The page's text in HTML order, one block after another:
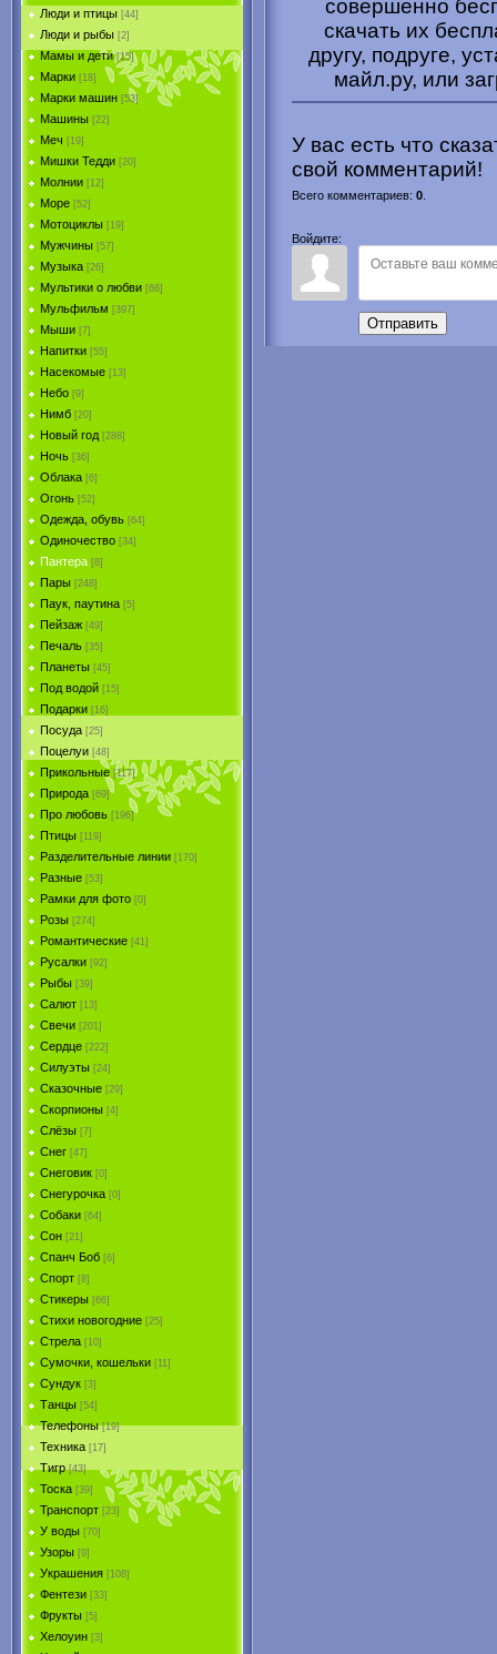
Люди и птицы [44]
Люди и рыбы [2]
Мамы и дети [15]
Марки [18]
Марки машин [53]
Машины [22]
Меч [19]
Мишки Тедди [20]
Молнии [12]
Море [52]
Мотоциклы [19]
Мужчины [57]
Музыка [26]
Мультики о любви [66]
Мульфильм [397]
Мыши [7]
Напитки [55]
Насекомые [13]
Небо [9]
Нимб [20]
Новый год [288]
Ночь [36]
Облака [6]
Огонь [52]
Одежда, обувь [64]
Одиночество [34]
Пантера [8]
Пары [248]
Паук, паутина [5]
Пейзаж [49]
Печаль [35]
Планеты [45]
Под водой [15]
Подарки [16]
Посуда [25]
Поцелуи [48]
Прикольные [117]
Природа [69]
Про любовь [196]
Птицы [119]
Разделительные линии [170]
Разные [53]
Рамки для фото [0]
Розы [274]
Романтические [41]
Русалки [92]
Рыбы [39]
Салют [13]
Свечи [201]
Сердце [222]
Силуэты [24]
Сказочные [29]
Скорпионы [4]
Слёзы [7]
Снег [47]
Снеговик [0]
Снегурочка [0]
Собаки [64]
Сон [21]
Спанч Боб [6]
Спорт [8]
Стикеры [66]
Стихи новогодние [25]
Стрела [10]
Сумочки, кошельки [11]
Сундук [3]
Танцы [54]
Телефоны [19]
Техника [17]
Тигр [43]
Тоска [39]
Транспорт [23]
У воды [70]
Узоры [9]
Украшения [108]
Фентези [33]
Фрукты [5]
Хелоуин [3]
совершенно
скачать их
другу, подруге,
майл.ру, или
У вас есть что
свой комментарий!
Всего комментариев: 0
Войдите:
Отправить